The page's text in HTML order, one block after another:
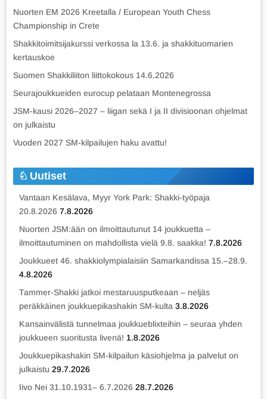
Nuorten EM 2026 Kreetalla / European Youth Chess
Championship in Crete
Shakkitoimitsijakurssi verkossa la 13.6. ja shakkituomarien
kertauskoe
Suomen Shakkiliiton liittokokous 14.6.2026
Seurajoukkueiden eurocup pelataan Montenegrossa
JSM-kausi 2026–2027 – liigan sekä I ja II divisioonan ohjelmat
on julkaistu
Vuoden 2027 SM-kilpailujen haku avattu!
Uutiset
Vantaan Kesälava, Myyr York Park: Shakki-työpaja
20.8.2026 7.8.2026
Nuorten JSM:ään on ilmoittautunut 14 joukkuetta –
ilmoittautuminen on mahdollista vielä 9.8. saakka! 7.8.2026
Joukkueet 46. shakkiolympialaisiin Samarkandissa 15.–28.9.
4.8.2026
Tammer-Shakki jatkoi mestaruusputkeaan – neljäs
peräkkäinen joukkuepikashakin SM-kulta 3.8.2026
Kansainvälistä tunnelmaa joukkueblixteihin – seuraa yhden
joukkueen suoritusta livenä! 1.8.2026
Joukkuepikashakin SM-kilpailun käsiohjelma ja palvelut on
julkaistu 29.7.2026
Iivo Nei 31.10.1931– 6.7.2026 28.7.2026